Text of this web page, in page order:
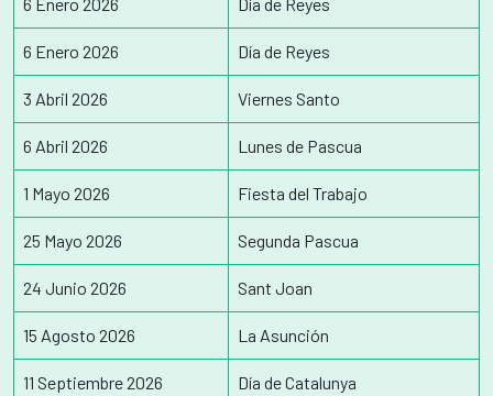
6 Enero 2026 Día de Reyes
3 Abril 2026 Viernes Santo
6 Abril 2026 Lunes de Pascua
1 Mayo 2026 Fiesta del Trabajo
25 Mayo 2026 Segunda Pascua
24 Junio 2026 Sant Joan
15 Agosto 2026 La Asunción
11 Septiembre 2026 Día de Catalunya